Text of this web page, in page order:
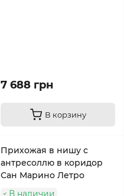
7 688 грн
В корзину
Прихожая в нишу с
антресоллю в коридор
Сан Марино Летро
В наличии